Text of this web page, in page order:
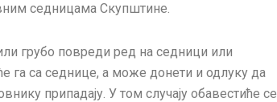
седницама Скупштине.
грубо повреди ред на седници или
га са седнице, а може донети и одлуку да
припадају. У том случају обавестиће се